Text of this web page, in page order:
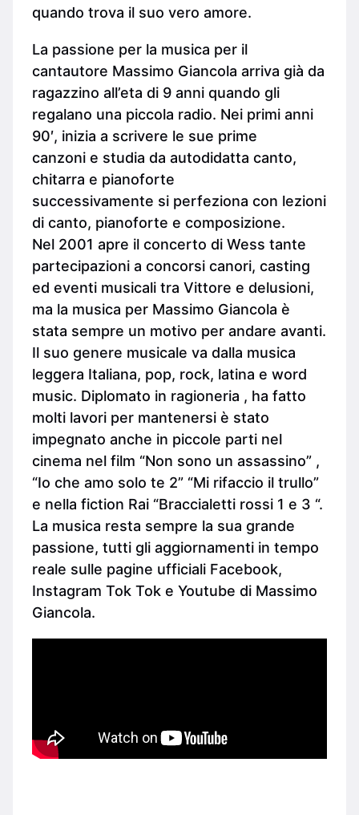
quando trova il suo vero amore.
La passione per la musica per il
cantautore Massimo Giancola arriva già da
ragazzino all’eta di 9 anni quando gli
regalano una piccola radio. Nei primi anni
90′, inizia a scrivere le sue prime
canzoni e studia da autodidatta canto,
chitarra e pianoforte
successivamente si perfeziona con lezioni
di canto, pianoforte e composizione.
Nel 2001 apre il concerto di Wess tante
partecipazioni a concorsi canori, casting
ed eventi musicali tra Vittore e delusioni,
ma la musica per Massimo Giancola è
stata sempre un motivo per andare avanti.
Il suo genere musicale va dalla musica
leggera Italiana, pop, rock, latina e word
music. Diplomato in ragioneria , ha fatto
molti lavori per mantenersi è stato
impegnato anche in piccole parti nel
cinema nel film “Non sono un assassino” ,
“Io che amo solo te 2” “Mi rifaccio il trullo”
e nella fiction Rai “Braccialetti rossi 1 e 3 “.
La musica resta sempre la sua grande
passione, tutti gli aggiornamenti in tempo
reale sulle pagine ufficiali Facebook,
Instagram Tok Tok e Youtube di Massimo
Giancola.